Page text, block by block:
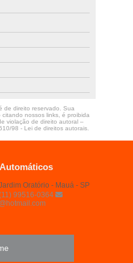
de direito reservado. Sua
nossos links, é proibida
violação de direito autoral –
98 - Lei de direitos autorais.
Oratório - Mauá - SP
99516-0364